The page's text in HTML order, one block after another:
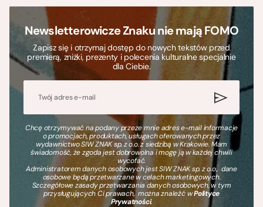
Newsletterowicze Znaku nie mają FOMO
Zapisz się i otrzymaj dostęp do nowych tekstów przed
premierą, zniżki, prezenty i polecenia kulturalne specjalnie
dla Ciebie.
Chcę otrzymywać na podany przeze mnie adres e-mail informacje
o promocjach, produktach, usługach oferowanych przez
wydawnictwo SIW ZNAK sp. z o.o. z siedzibą w Krakowie. Mam
świadomość, że zgoda jest dobrowolna i mogę ją w każdej chwili
wycofać.
Administratorem danych osobowych jest SIW ZNAK sp. z o.o., dane
osobowe będą przetwarzane w celach marketingowych.
Szczegółowe zasady przetwarzania danych osobowych, w tym
przysługujących Ci prawach, można znaleźć wPolityce
Prywatności.